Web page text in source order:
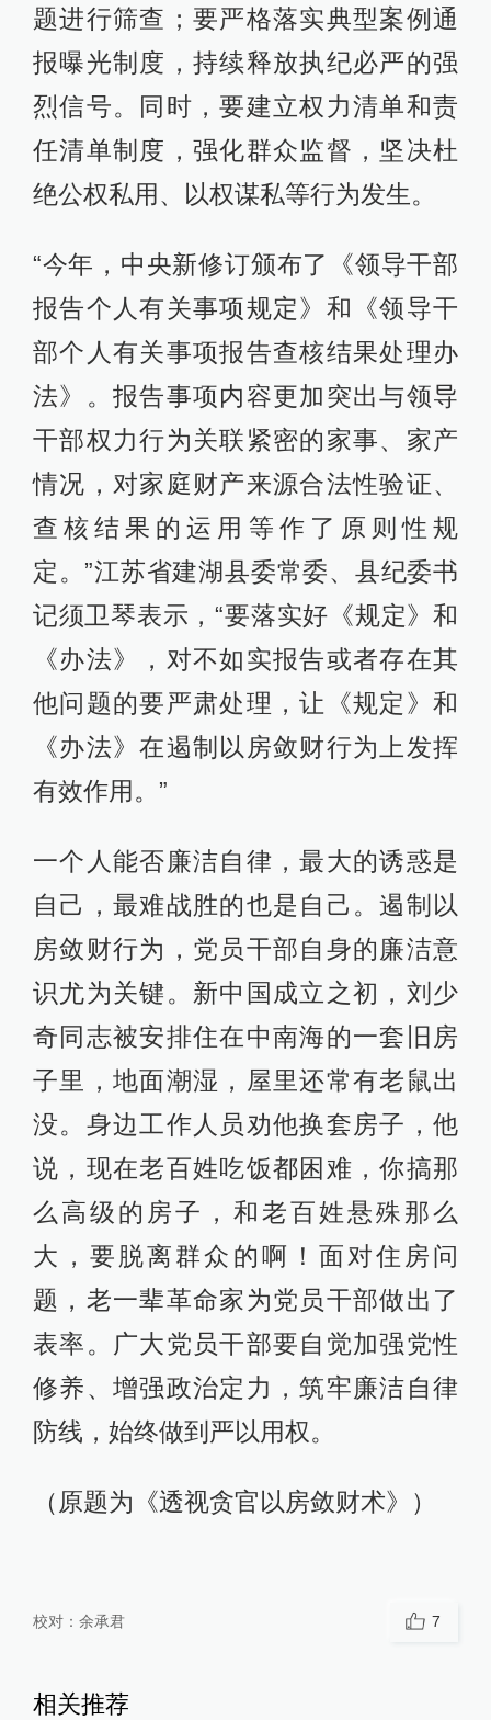
题进行筛查；要严格落实典型案例通
报曝光制度，持续释放执纪必严的强
烈信号。同时，要建立权力清单和责
任清单制度，强化群众监督，坚决杜
绝公权私用、以权谋私等行为发生。
“今年，中央新修订颁布了《领导干部
报告个人有关事项规定》和《领导干
部个人有关事项报告查核结果处理办
法》。报告事项内容更加突出与领导
干部权力行为关联紧密的家事、家产
情况，对家庭财产来源合法性验证、
查核结果的运用等作了原则性规
定。”江苏省建湖县委常委、县纪委书
记须卫琴表示，“要落实好《规定》和
《办法》，对不如实报告或者存在其
他问题的要严肃处理，让《规定》和
《办法》在遏制以房敛财行为上发挥
有效作用。”
一个人能否廉洁自律，最大的诱惑是
自己，最难战胜的也是自己。遏制以
房敛财行为，党员干部自身的廉洁意
识尤为关键。新中国成立之初，刘少
奇同志被安排住在中南海的一套旧房
子里，地面潮湿，屋里还常有老鼠出
没。身边工作人员劝他换套房子，他
说，现在老百姓吃饭都困难，你搞那
么高级的房子，和老百姓悬殊那么
大，要脱离群众的啊！面对住房问
题，老一辈革命家为党员干部做出了
表率。广大党员干部要自觉加强党性
修养、增强政治定力，筑牢廉洁自律
防线，始终做到严以用权。
（原题为《透视贪官以房敛财术》）
校对： 余承君 7
相关推荐